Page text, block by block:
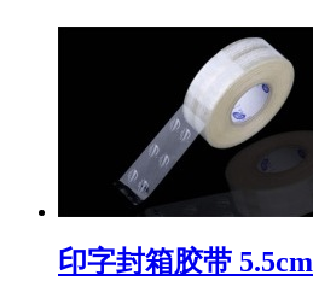
印字封箱胶带 5.5cm